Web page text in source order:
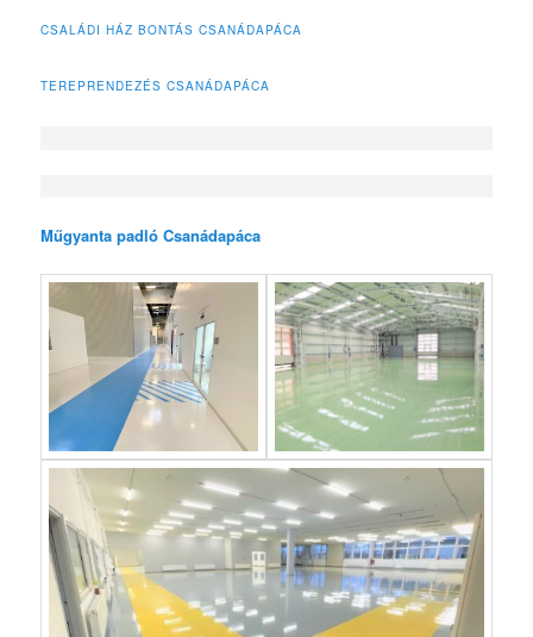
CSALÁDI HÁZ BONTÁS CSANÁDAPÁCA
TEREPRENDEZÉS CSANÁDAPÁCA
Műgyanta padló Csanádapáca